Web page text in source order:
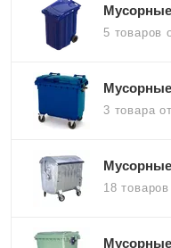
Мусорные
5 товаров
Мусорные
3 товара
Мусорные
18 товаров
Мусорные